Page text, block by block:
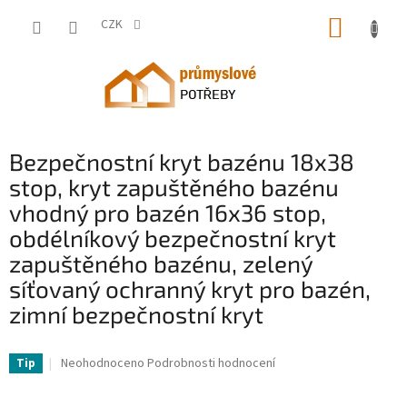
CZK
Bezpečnostní kryt bazénu 18x38
stop, kryt zapuštěného bazénu
vhodný pro bazén 16x36 stop,
obdélníkový bezpečnostní kryt
zapuštěného bazénu, zelený
síťovaný ochranný kryt pro bazén,
zimní bezpečnostní kryt
Tip
Průměrné
Neohodnoceno Podrobnosti hodnocení